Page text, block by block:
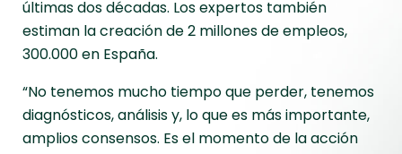
últimas dos décadas. Los expertos también
estiman la creación de 2 millones de empleos,
300.000 en España.
“No tenemos mucho tiempo que perder, tenemos
diagnósticos, análisis y, lo que es más importante,
amplios consensos. Es el momento de la acción